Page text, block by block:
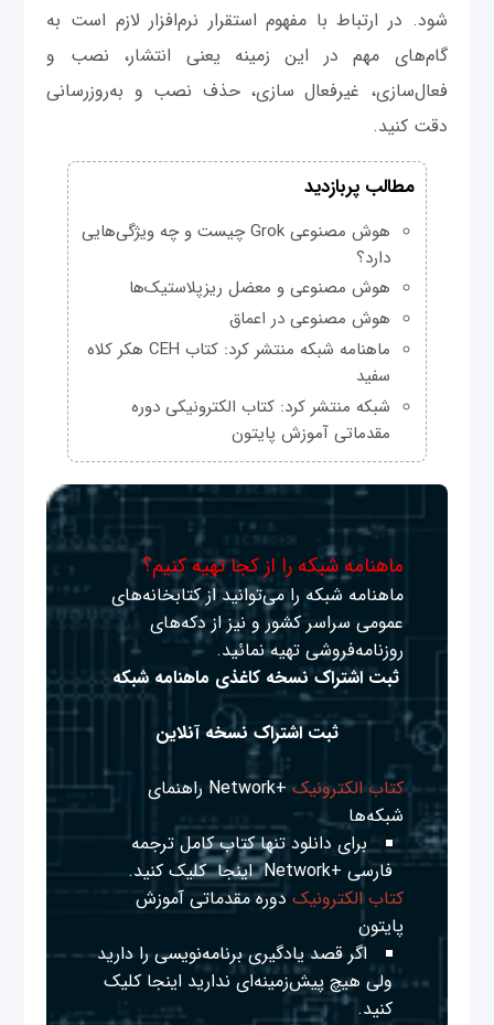
شود. در ارتباط با مفهوم استقرار نرم‌افزار لازم است به
گام‌های مهم در این زمینه یعنی انتشار، نصب و
فعال‌سازی، غیرفعال سازی، حذف نصب و به‌روزرسانی
دقت کنید.
مطالب پربازدید
هوش مصنوعی Grok چیست و چه ویژگی‌هایی
دارد؟
هوش مصنوعی و معضل ریزپلاستیک‌ها
هوش مصنوعی در اعماق
ماهنامه شبکه منتشر کرد: کتاب CEH هکر کلاه
سفید
شبکه منتشر کرد: کتاب الکترونیکی دوره
مقدماتی آموزش پایتون
ماهنامه شبکه را از کجا تهیه کنیم؟
ماهنامه شبکه را می‌توانید از کتابخانه‌های
عمومی سراسر کشور و نیز از دکه‌های
روزنامه‌فروشی تهیه نمائید.
ثبت اشتراک نسخه کاغذی ماهنامه شبکه
ثبت اشتراک نسخه آنلاین
کتاب الکترونیک
+Network راهنمای
شبکه‌ها
برای دانلود تنها کتاب کامل ترجمه
فارسی +Network
اینجا کلیک کنید.
کتاب الکترونیک دوره مقدماتی آموزش
پایتون
اگر قصد یادگیری برنامه‌نویسی را دارید
ولی هیچ پیش‌زمینه‌ای نداریداینجا کلیک
کنید.